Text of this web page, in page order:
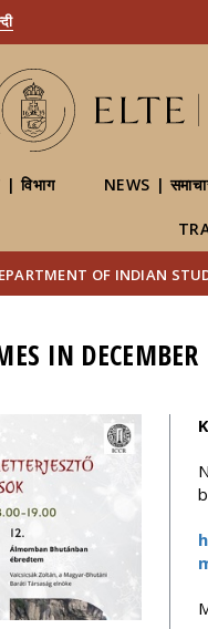
विभाग NEWS |
OF INDIAN
IN DECEMBER